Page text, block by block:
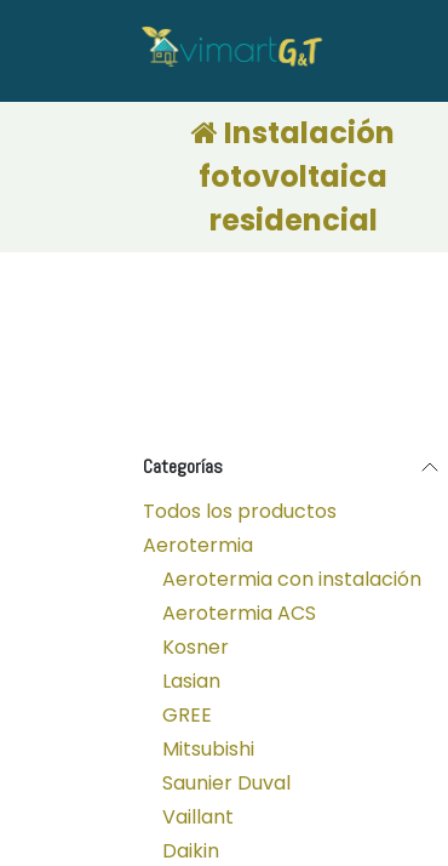
Calculadora de financiación
Instalación
fotovoltaica
residencial
Categorías
Todos los productos
Aerotermia
Aerotermia con instalación
Aerotermia ACS
Kosner
Lasian
GREE
Mitsubishi
Saunier Duval
Vaillant
Daikin